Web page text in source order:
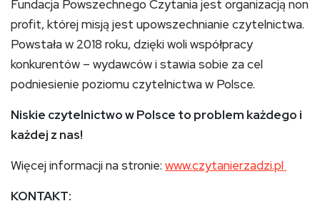
Fundacja Powszechnego Czytania jest organizacją non
profit, której misją jest upowszechnianie czytelnictwa.
Powstała w 2018 roku, dzięki woli współpracy
konkurentów – wydawców i stawia sobie za cel
podniesienie poziomu czytelnictwa w Polsce.
Niskie czytelnictwo w Polsce to problem każdego i
każdej z nas!
Więcej informacji na stronie: www.czytanierzadzi.pl
KONTAKT: